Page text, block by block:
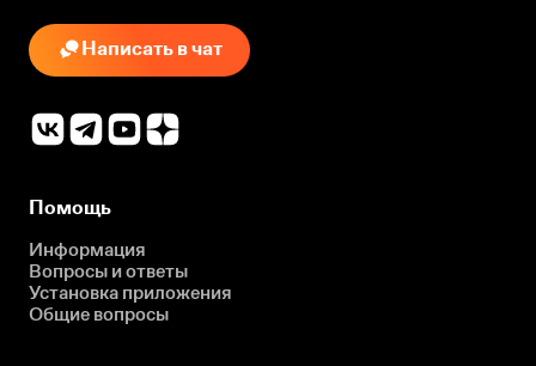
Написать в чат
Помощь
Информация
Вопросы и ответы
Установка приложения
Общие вопросы